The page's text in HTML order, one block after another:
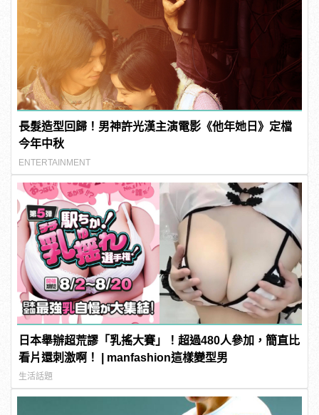
長髮造型回歸！男神許光漢主演電影《他年她日》定檔
今年中秋
ENTERTAINMENT
日本舉辦超荒謬「乳搖大賽」！超過480人參加，簡直比
看片還刺激啊！ | manfashion這樣變型男
生活話題